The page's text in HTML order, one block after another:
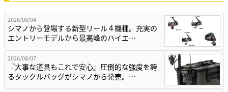
2026/08/04
シマノから登場する新型リール４機種。充実の
エントリーモデルから最高峰のハイエ…
2026/08/07
『大事な道具もこれで安心』圧倒的な強度を誇
るタックルバッグがシマノから発売。…